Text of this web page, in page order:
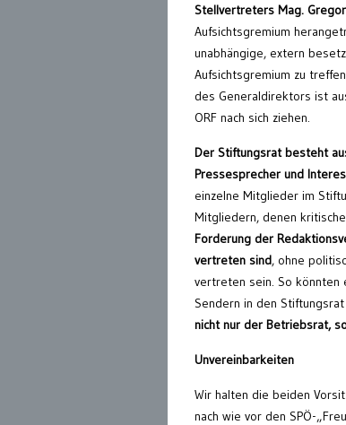
Stellvertreters Mag.
Aufsichtsgremium
unabhängige, extern
Aufsichtsgremium zu
des Generaldirektors ist
ORF nach sich ziehen.
Der Stiftungsrat besteht
Pressesprecher und
einzelne Mitglieder im
Mitgliedern, denen
Forderung der
vertreten sind, ohne
vertreten sein. So könnten
Sendern in den
nicht nur der Betriebsrat,
Unvereinbarkeiten
Wir halten die beiden
nach wie vor den SPÖ-